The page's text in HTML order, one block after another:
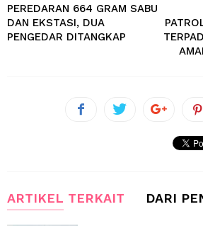
PEREDARAN 664 GRAM SABU
DAN EKSTASI, DUA
PENGEDAR DITANGKAP
ARTIKEL TERKAIT DARI